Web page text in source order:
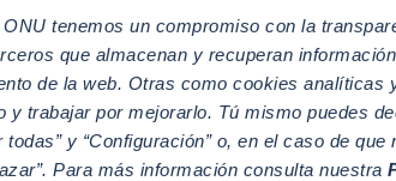
tenemos un compromiso con la
que almacenan y recuperan
de la web. Otras como cookies analíticas
y trabajar por mejorarlo. Tú mismo puedes
todas” y “Configuración” o, en el caso de
Para más información consulta nuestra
biométrica o de reconocimiento de
que generen o manipulen
en el capítulo IV, del RIA.